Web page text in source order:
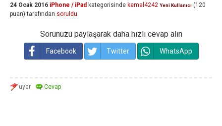
24 Ocak 2016 iPhone / iPad kategorisinde kemal4242 Yeni Kullanıcı (120
puan) tarafından soruldu
Sorunuzu paylaşarak daha hızlı cevap alın
Facebook Twitter WhatsApp